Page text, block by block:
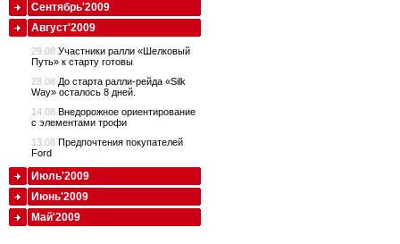
Сентябрь'2009
Август'2009
29.08 Участники ралли «Шелковый
Путь» к старту готовы
28.08 До старта ралли-рейда «Silk
Way» осталось 8 дней.
14.08 Внедорожное ориентирование
с элементами трофи
13.08 Предпочтения покупателей
Ford
Июль'2009
Июнь'2009
Май'2009